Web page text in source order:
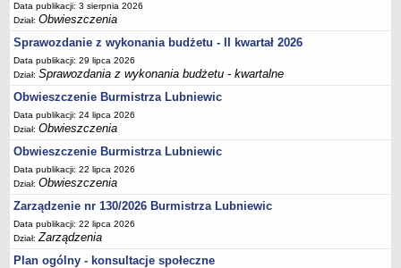
Biblioteka - Centrum Kultury
Zespół Szkolno-Przedszkolny
Miejsko-Gminny Ośrodek Pomocy Społecznej
Zakład Gospodarki Komunalnej
Środowiskowy Dom Samopomocy
MAJĄTEK I FINANSE
Budżet Gminy
Majątek Gminy
Sprawozdania z wykonania budżetu - kwartalne
Sprawozdania z wykonania budżetu - półroczne, roczne
Umorzenia, odroczenia, raty
Fundacje i Stowarzyszenia dofinansowane z JST
Data publikacji: 3 sierpnia 2026
Dział:Obwieszczenia
Sprawozdanie z wykonania budżetu - II kwartał 2026
Data publikacji: 29 lipca 2026
Dział:Sprawozdania z wykonania budżetu - kwartalne
Obwieszczenie Burmistrza Lubniewic
Data publikacji: 24 lipca 2026
Dział:Obwieszczenia
Obwieszczenie Burmistrza Lubniewic
Data publikacji: 22 lipca 2026
Dział:Obwieszczenia
Zarządzenie nr 130/2026 Burmistrza Lubniewic
Data publikacji: 22 lipca 2026
Dział:Zarządzenia
Plan ogólny - konsultacje społeczne